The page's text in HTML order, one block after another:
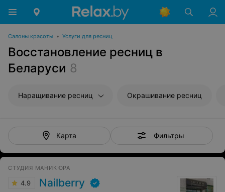
Салоны красоты • Услуги для ресниц
Восстановление ресниц в
Беларуси 8
Наращивание ресниц Окрашивание ресниц
Карта Фильтры
СТУДИЯ МАНИКЮРА
4.9 Nailberry